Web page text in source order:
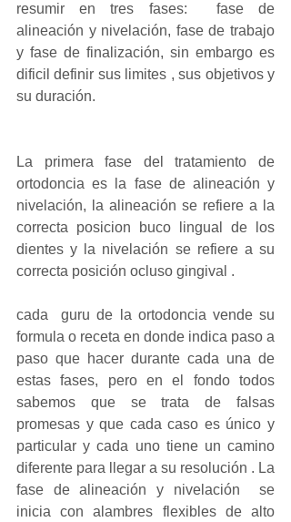
resumir en tres fases:  fase de
alineación y nivelación, fase de trabajo
y fase de finalización, sin embargo es
dificil definir sus limites , sus objetivos y
su duración.
La primera fase del tratamiento de
ortodoncia es la fase de alineación y
nivelación, la alineación se refiere a la
correcta posicion buco lingual de los
dientes y la nivelación se refiere a su
correcta posición ocluso gingival .
cada  guru de la ortodoncia vende su
formula o receta en donde indica paso a
paso que hacer durante cada una de
estas fases, pero en el fondo todos
sabemos que se trata de falsas
promesas y que cada caso es único y
particular y cada uno tiene un camino
diferente para llegar a su resolución . La
fase de alineación y nivelación  se
inicia con alambres flexibles de alto